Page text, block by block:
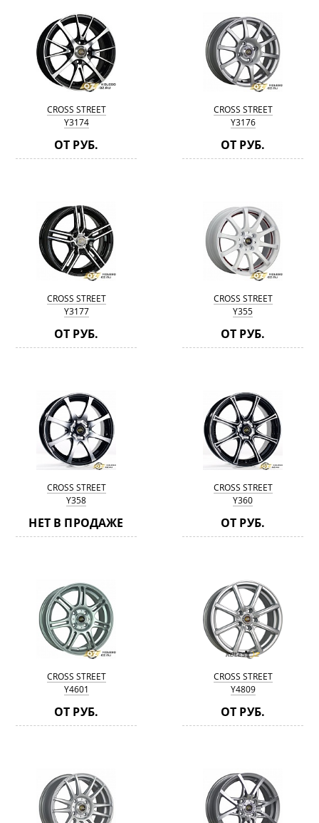
CROSS STREET
Y3174
ОТ РУБ.
CROSS STREET
Y3176
ОТ РУБ.
CROSS STREET
Y3177
ОТ РУБ.
CROSS STREET
Y355
ОТ РУБ.
CROSS STREET
Y358
НЕТ В ПРОДАЖЕ
CROSS STREET
Y360
ОТ РУБ.
CROSS STREET
Y4601
ОТ РУБ.
CROSS STREET
Y4809
ОТ РУБ.